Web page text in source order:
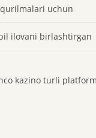
uchun
ilovani birlashtirgan
kazino turli